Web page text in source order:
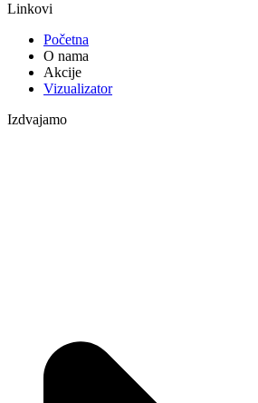
Linkovi
Početna
O nama
Akcije
Vizualizator
Izdvajamo